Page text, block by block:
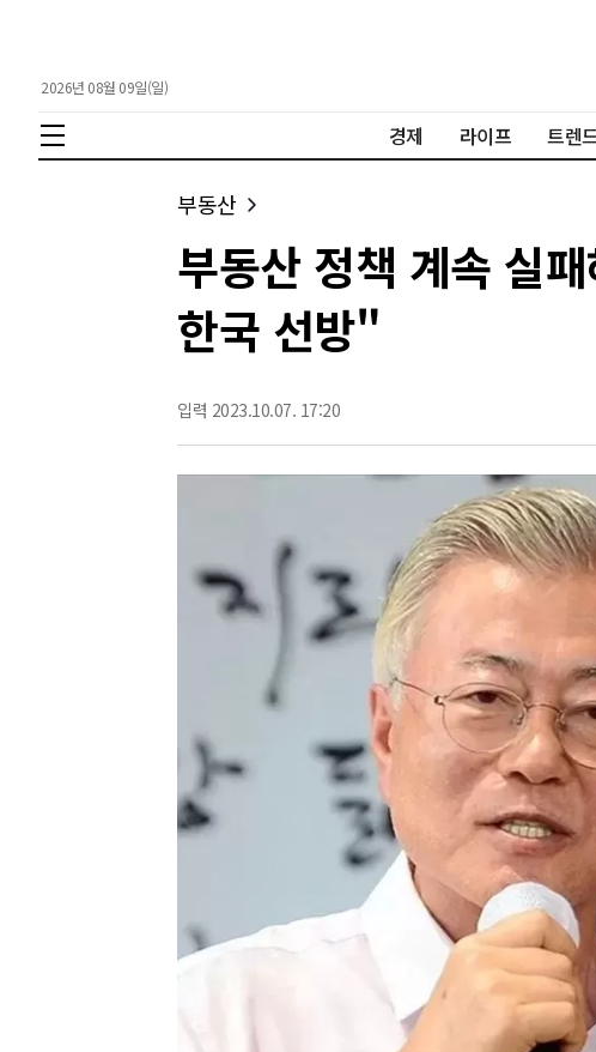
2026년 08월 09일(일)
경제 라이프 트렌
부동산
부동산 정책 계속 실
한국 선방"
입력 2023.10.07. 17:20